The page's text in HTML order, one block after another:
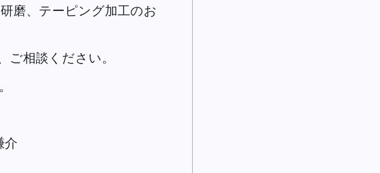
磨、テーピング加工のお
ご相談ください。
介